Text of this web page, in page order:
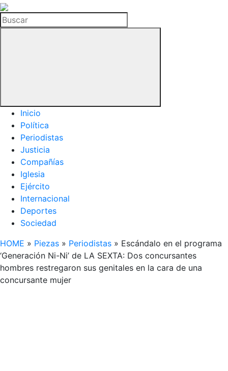
La
Hemeroteca
del
Buscar
Inicio
Política
Periodistas
Justicia
Compañías
Iglesia
Ejército
Internacional
Deportes
Sociedad
HOME » Piezas » Periodistas » Escándalo en el programa
‘Generación Ni-Ni’ de LA SEXTA: Dos concursantes
hombres restregaron sus genitales en la cara de una
concursante mujer